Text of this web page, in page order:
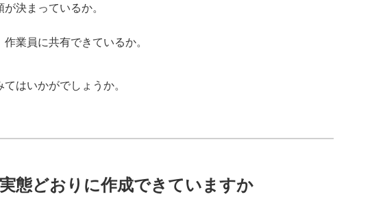
決まっているか。
業員に共有できているか。
はいかがでしょうか。
態どおりに作成できていますか